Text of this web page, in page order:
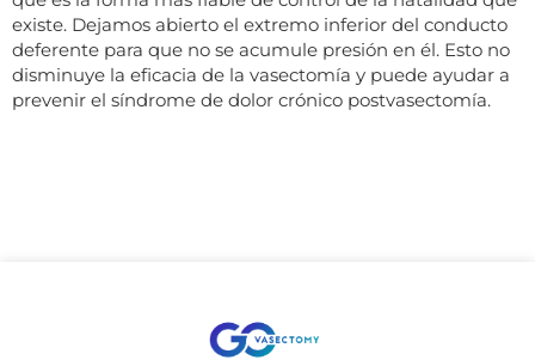
existe. Dejamos abierto el extremo inferior del conducto
deferente para que no se acumule presión en él. Esto no
disminuye la eficacia de la vasectomía y puede ayudar a
prevenir el síndrome de dolor crónico postvasectomía.